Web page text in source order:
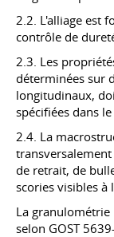
2.2. L'alliage est
contrôle de
2.3. Les
déterminées sur
longitudinaux,
spécifiées dans
2.4. La
de retrait, de
scories visibles
La
selon GOST